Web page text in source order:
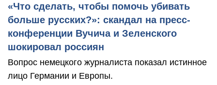
«Что сделать, чтобы помочь убивать
больше русских?»: скандал на пресс-
конференции Вучича и Зеленского
шокировал россиян
Вопрос немецкого журналиста показал истинное
лицо Германии и Европы.